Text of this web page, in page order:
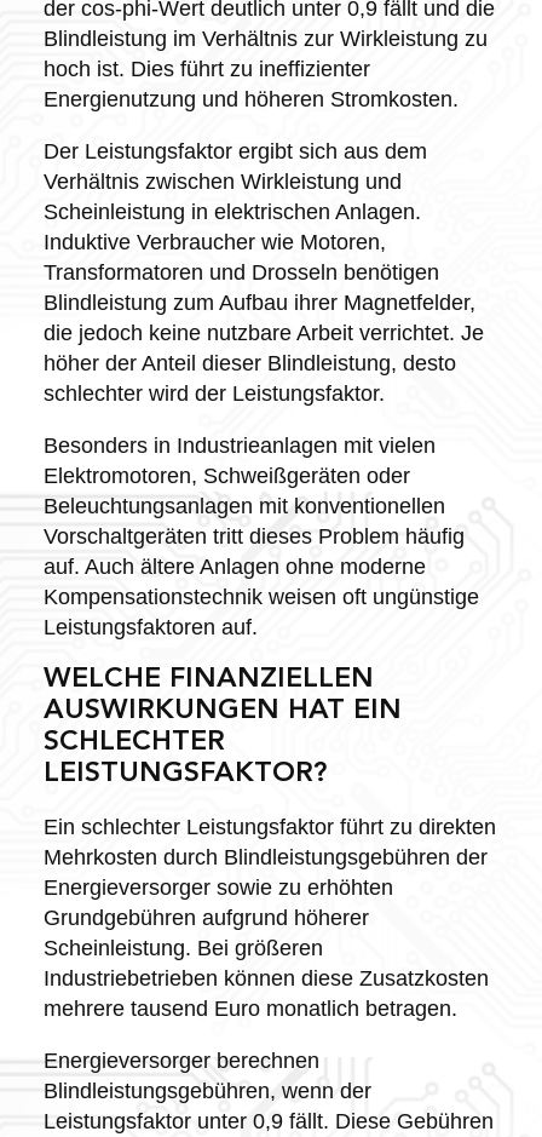
der cos-phi-Wert deutlich unter 0,9 fällt und die
Blindleistung im Verhältnis zur Wirkleistung zu
hoch ist. Dies führt zu ineffizienter
Energienutzung und höheren Stromkosten.
Der Leistungsfaktor ergibt sich aus dem
Verhältnis zwischen Wirkleistung und
Scheinleistung in elektrischen Anlagen.
Induktive Verbraucher wie Motoren,
Transformatoren und Drosseln benötigen
Blindleistung zum Aufbau ihrer Magnetfelder,
die jedoch keine nutzbare Arbeit verrichtet. Je
höher der Anteil dieser Blindleistung, desto
schlechter wird der Leistungsfaktor.
Besonders in Industrieanlagen mit vielen
Elektromotoren, Schweißgeräten oder
Beleuchtungsanlagen mit konventionellen
Vorschaltgeräten tritt dieses Problem häufig
auf. Auch ältere Anlagen ohne moderne
Kompensationstechnik weisen oft ungünstige
Leistungsfaktoren auf.
WELCHE FINANZIELLEN
AUSWIRKUNGEN HAT EIN
SCHLECHTER
LEISTUNGSFAKTOR?
Ein schlechter Leistungsfaktor führt zu direkten
Mehrkosten durch Blindleistungsgebühren der
Energieversorger sowie zu erhöhten
Grundgebühren aufgrund höherer
Scheinleistung. Bei größeren
Industriebetrieben können diese Zusatzkosten
mehrere tausend Euro monatlich betragen.
Energieversorger berechnen
Blindleistungsgebühren, wenn der
Leistungsfaktor unter 0,9 fällt. Diese Gebühren